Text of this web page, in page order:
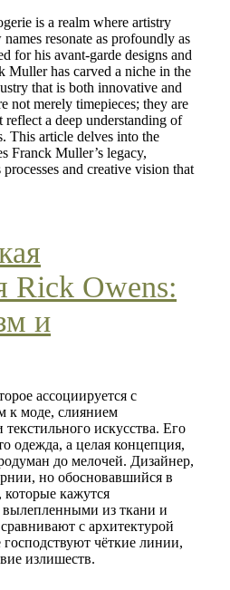
is a realm where artistry
resonate as profoundly as
for his avant-garde designs and
Muller has carved a niche in the
that is both innovative and
not merely timepieces; they are
a deep understanding of
This article delves into the
Franck Muller’s legacy,
and creative vision that
Rick Owens:
и
ассоциируется с
к моде, слиянием
искусства. Его
одежда, а целая концепция,
до мелочей. Дизайнер,
но обосновавшийся в
кажутся
вылепленными из ткани и
с архитектурой
чёткие линии,
излишеств.